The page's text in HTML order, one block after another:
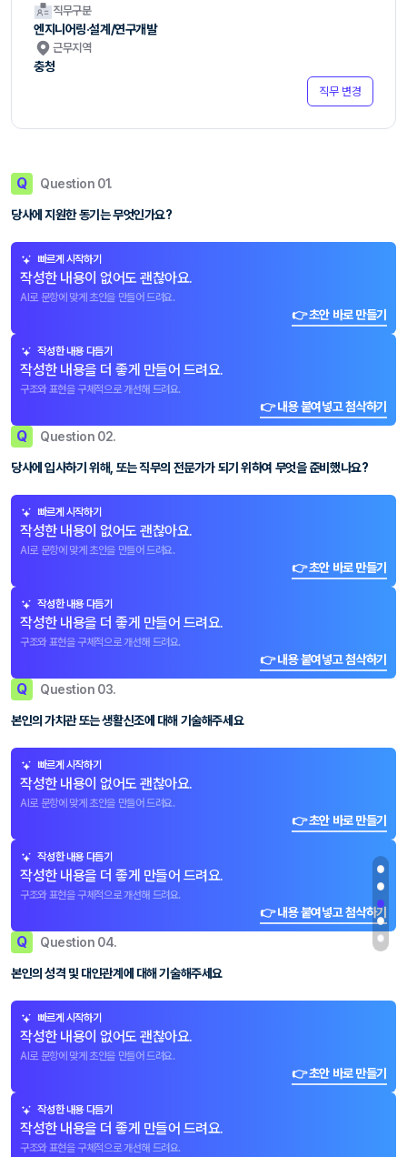
직무구분
엔지니어링·설계/연구개발
근무지역
충청
직무 변경
Q Question 01.
당사에 지원한 동기는 무엇인가요?
빠르게 시작하기
작성한 내용이 없어도 괜찮아요.
AI로 문항에 맞게 초안을 만들어 드려요.
👉 초안 바로 만들기
작성한 내용 다듬기
작성한 내용을 더 좋게 만들어 드려요.
구조와 표현을 구체적으로 개선해 드려요.
👉 내용 붙여넣고 첨삭하기
Q Question 02.
당사에 입사하기 위해, 또는 직무의 전문가가 되기 위하여 무엇을 준비했나요?
빠르게 시작하기
작성한 내용이 없어도 괜찮아요.
AI로 문항에 맞게 초안을 만들어 드려요.
👉 초안 바로 만들기
작성한 내용 다듬기
작성한 내용을 더 좋게 만들어 드려요.
구조와 표현을 구체적으로 개선해 드려요.
👉 내용 붙여넣고 첨삭하기
Q Question 03.
본인의 가치관 또는 생활신조에 대해 기술해주세요
빠르게 시작하기
작성한 내용이 없어도 괜찮아요.
AI로 문항에 맞게 초안을 만들어 드려요.
👉 초안 바로 만들기
작성한 내용 다듬기
작성한 내용을 더 좋게 만들어 드려요.
구조와 표현을 구체적으로 개선해 드려요.
👉 내용 붙여넣고 첨삭하기
Q Question 04.
본인의 성격 및 대인관계에 대해 기술해주세요
빠르게 시작하기
작성한 내용이 없어도 괜찮아요.
AI로 문항에 맞게 초안을 만들어 드려요.
👉 초안 바로 만들기
작성한 내용 다듬기
작성한 내용을 더 좋게 만들어 드려요.
구조와 표현을 구체적으로 개선해 드려요.